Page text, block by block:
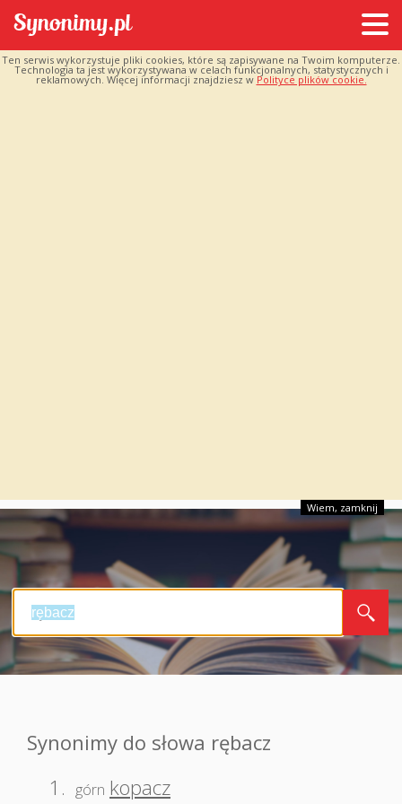
Ten serwis wykorzystuje pliki cookies, które są zapisywane na Twoim komputerze.
Technologia ta jest wykorzystywana w celach funkcjonalnych, statystycznych i
reklamowych. Więcej informacji znajdziesz w Polityce plików cookie.
Wiem, zamknij
Synonimy do słowa rębacz
1.
górn kopacz